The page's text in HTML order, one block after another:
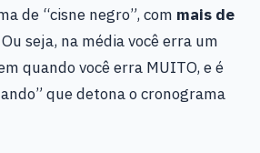
de “cisne negro”, com mais de
Ou seja, na média você erra um
quando você erra MUITO, e é
que detona o cronograma